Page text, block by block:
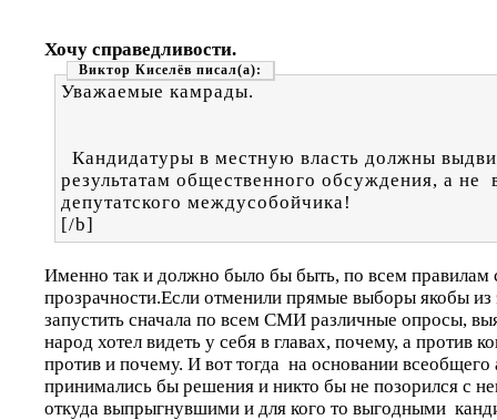
Хочу справедливости.
Виктор Киселёв
Уважаемые камрады.
Кандидатуры в местную власть должны
результатам общественного обсуждения, а не
депутатского междусобойчика!
[/b]
Именно так и должно было бы быть, по всем правилам
прозрачности.Если отменили прямые выборы якобы из
запустить сначала по всем СМИ различные опросы,
народ хотел видеть у себя в главах, почему, а против
против и почему. И вот тогда на основании
принимались бы решения и никто бы не позорился с
откуда выпрыгнувшими и для кого то выгодными